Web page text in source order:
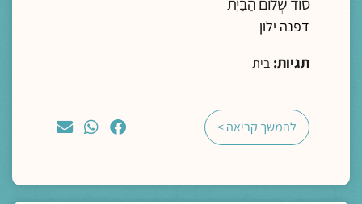
דפנה ילון
תגיות: בית
להמשך קריאה >